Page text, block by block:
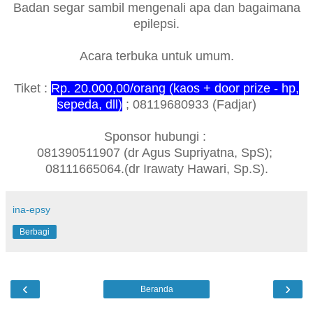
Badan segar sambil mengenali apa dan bagaimana
epilepsi.
Acara terbuka untuk umum.
Tiket : Rp. 20.000,00/orang (kaos + door prize - hp,
sepeda, dll) ; 08119680933 (Fadjar)
Sponsor hubungi :
081390511907 (dr Agus Supriyatna, SpS);
08111665064.(dr Irawaty Hawari, Sp.S).
ina-epsy
Berbagi
‹ ›
Beranda